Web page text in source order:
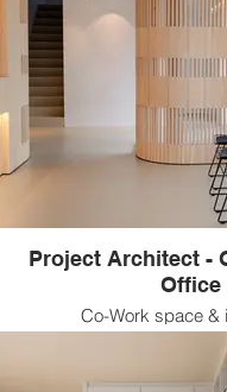
Project Architect -
Office
Co-Work space &